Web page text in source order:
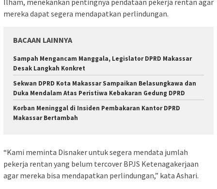
mereka dapat segera mendapatkan perlindungan.
BACAAN LAINNYA
Sampah Mengancam Manggala, Legislator DPRD Makassar
Desak Langkah Konkret
Sekwan DPRD Kota Makassar Sampaikan Belasungkawa dan
Duka Mendalam Atas Peristiwa Kebakaran Gedung DPRD
Korban Meninggal di Insiden Pembakaran Kantor DPRD
Makassar Bertambah
“Kami meminta Disnaker untuk segera mendata jumlah
pekerja rentan yang belum tercover BPJS Ketenagakerjaan
agar mereka bisa mendapatkan perlindungan,” kata Ashari.